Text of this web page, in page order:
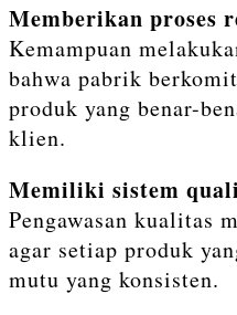
Memberikan proses
Kemampuan
bahwa pabrik
produk yang benar-
klien.
Memiliki sistem
Pengawasan kualitas
agar setiap produk
mutu yang konsisten.